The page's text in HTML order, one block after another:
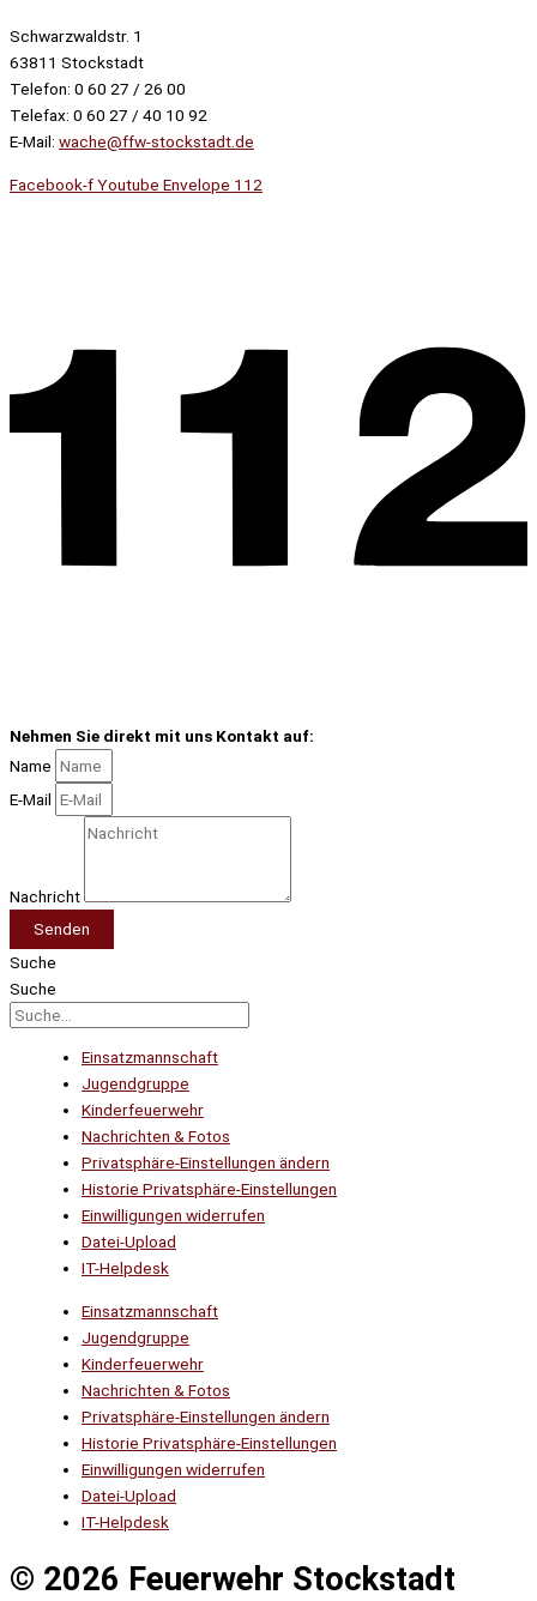
Schwarzwaldstr. 1
63811 Stockstadt
Telefon: 0 60 27 / 26 00
Telefax: 0 60 27 / 40 10 92
E-Mail: wache@ffw-stockstadt.de
Facebook-fYoutube Envelope 112
Nehmen Sie direkt mit uns Kontakt auf:
Name
E-Mail
Nachricht
Senden
Suche
Suche
Einsatzmannschaft
Jugendgruppe
Kinderfeuerwehr
Nachrichten & Fotos
Privatsphäre-Einstellungen ändern
Historie Privatsphäre-Einstellungen
Einwilligungen widerrufen
Datei-Upload
IT-Helpdesk
Einsatzmannschaft
Jugendgruppe
Kinderfeuerwehr
Nachrichten & Fotos
Privatsphäre-Einstellungen ändern
Historie Privatsphäre-Einstellungen
Einwilligungen widerrufen
Datei-Upload
IT-Helpdesk
© 2026 Feuerwehr Stockstadt